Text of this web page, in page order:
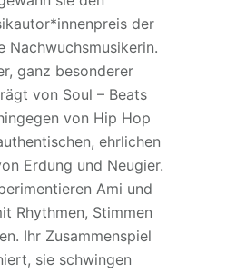
der
Nachwuchsmusikerin.
ganz besonderer
von Soul – Beats
von Hip Hop
ehrlichen
Erdung und Neugier.
Ami und
Rhythmen, Stimmen
Ihr Zusammenspiel
sie schwingen